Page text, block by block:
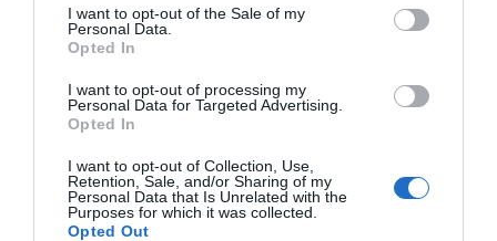
I want to opt-out of the Sale of my
Personal Data.
Opted In
I want to opt-out of processing my
Personal Data for Targeted Advertising.
Opted In
I want to opt-out of Collection, Use,
Retention, Sale, and/or Sharing of my
Personal Data that Is Unrelated with the
Purposes for which it was collected.
Opted Out
5.